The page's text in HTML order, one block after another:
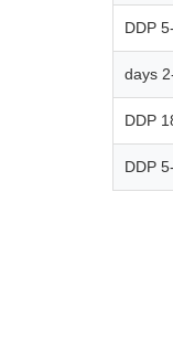
DDP
2-
DDP
DDP